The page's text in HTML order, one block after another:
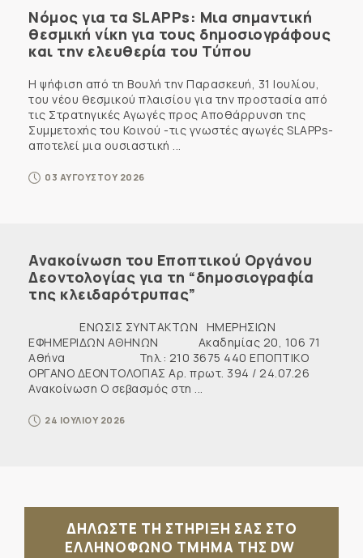
Νόμος για τα SLAPPs: Μια σημαντική
θεσμική νίκη για τους δημοσιογράφους
και την ελευθερία του Τύπου
Η ψήφιση από τη Βουλή την Παρασκευή, 31 Ιουλίου,
του νέου θεσμικού πλαισίου για την προστασία από
τις Στρατηγικές Αγωγές προς Αποθάρρυνση της
Συμμετοχής του Κοινού -τις γνωστές αγωγές SLAPPs-
αποτελεί μια ουσιαστική ...
03 ΑΥΓΟΥΣΤΟΥ 2026
Ανακοίνωση του Εποπτικού Οργάνου
Δεοντολογίας για τη “δημοσιογραφία
της κλειδαρότρυπας”
ΕΝΩΣΙΣ ΣΥΝΤΑΚΤΩΝ ΗΜΕΡΗΣΙΩΝ
ΕΦΗΜΕΡΙΔΩΝ ΑΘΗΝΩΝ Ακαδημίας 20, 106 71
Αθήνα Τηλ.: 210 3675 440 ΕΠΟΠΤΙΚΟ
ΟΡΓΑΝΟ ΔΕΟΝΤΟΛΟΓΙΑΣ Αρ. πρωτ. 394 / 24.07.26
Ανακοίνωση Ο σεβασμός στη ...
24 ΙΟΥΛΙΟΥ 2026
ΔΗΛΩΣΤΕ ΤΗ ΣΤΗΡΙΞΗ ΣΑΣ ΣΤΟ
ΕΛΛΗΝΟΦΩΝΟ ΤΜΗΜΑ ΤΗΣ DW